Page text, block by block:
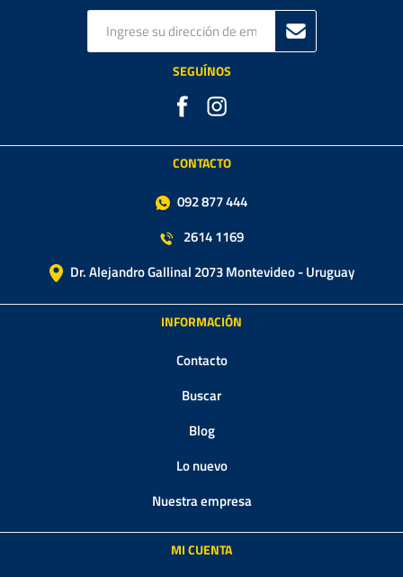
SEGUÍNOS
CONTACTO
092 877 444
2614 1169
Dr. Alejandro Gallinal 2073 Montevideo - Uruguay
INFORMACIÓN
Contacto
Buscar
Blog
Lo nuevo
Nuestra empresa
MI CUENTA